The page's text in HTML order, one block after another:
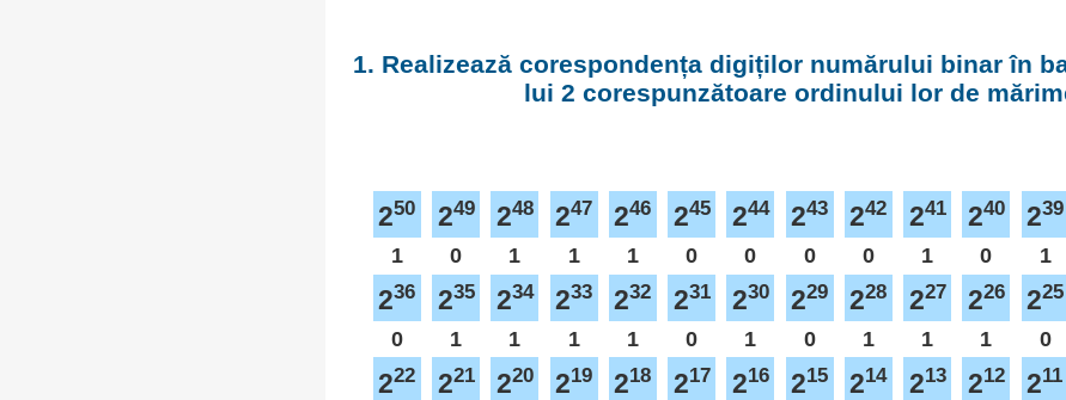
1. Realizează corespondența digiților numărului binar în
lui 2 corespunzătoare ordinului lor de
250
1
249
0
248
1
247
1
246
1
245
0
244
0
243
0
242
0
241
1
240
0
239
1
236
0
235
1
234
1
233
1
232
1
231
0
230
1
229
0
228
1
227
1
226
1
225
0
222
221
220
219
218
217
216
215
214
213
212
211